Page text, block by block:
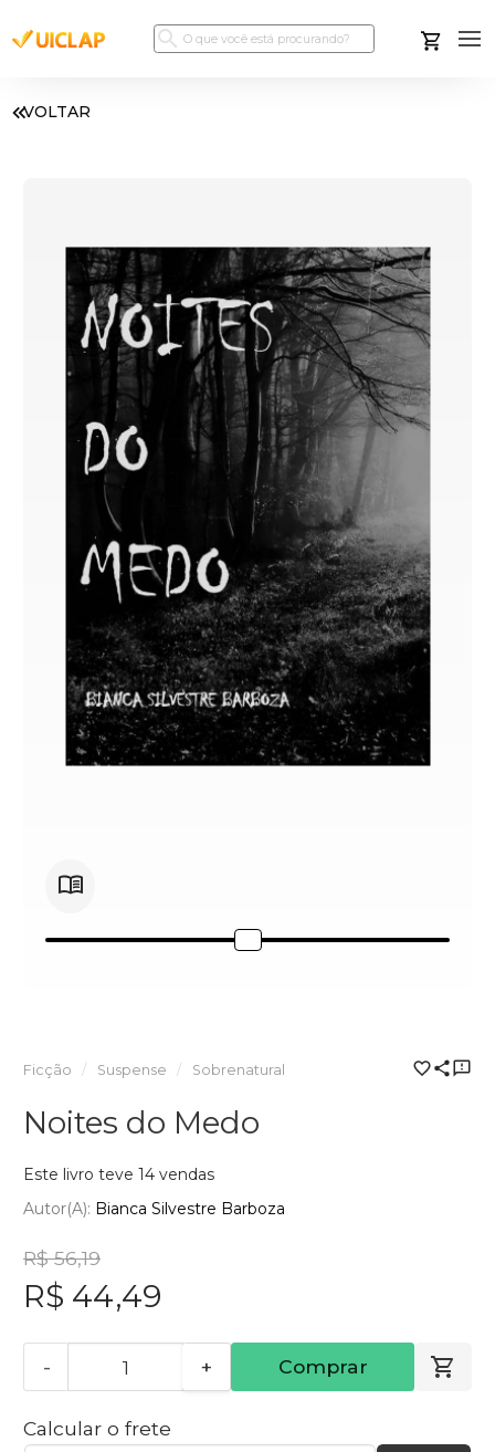
VOLTAR
Ficção Suspense Sobrenatural
Noites do Medo
Este livro teve 14 vendas
Autor(a): Bianca Silvestre Barboza
R$ 56,19
R$ 44,49
- + Comprar
Calcular o frete